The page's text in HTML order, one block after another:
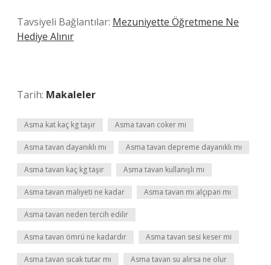
Tavsiyeli Bağlantılar: Mezuniyette Öğretmene Ne
Hediye Alınır
Tarih: Makaleler
Asma kat kaç kg taşır Asma tavan coker mi
Asma tavan dayanıklı mı Asma tavan depreme dayanıklı mı
Asma tavan kaç kg taşır Asma tavan kullanışlı mı
Asma tavan maliyeti ne kadar Asma tavan mı alçıpan mı
Asma tavan neden tercih edilir
Asma tavan ömrü ne kadardır Asma tavan sesi keser mi
Asma tavan sıcak tutar mı Asma tavan su alırsa ne olur